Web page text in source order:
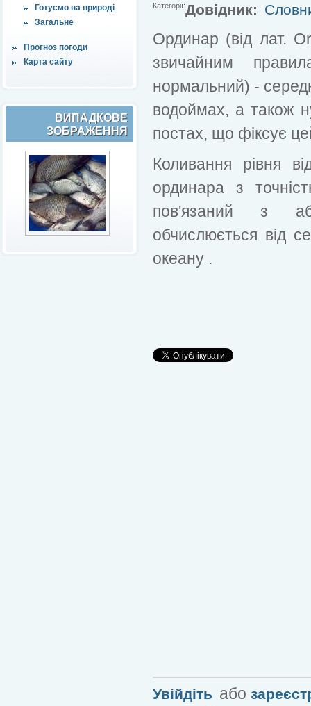
Готуємо на природі
Загальне
Прогноз погоди
Карта сайту
ВИПАДКОВЕ
ЗОБРАЖЕННЯ
Категорії:Довідник:
Ординар (від лат.
звичайним
нормальний) -
водоймах, а також
постах, що фіксує
Коливання рівня
ординара з
пов'язаний з
обчислюється від
океану .
Увійдіть або